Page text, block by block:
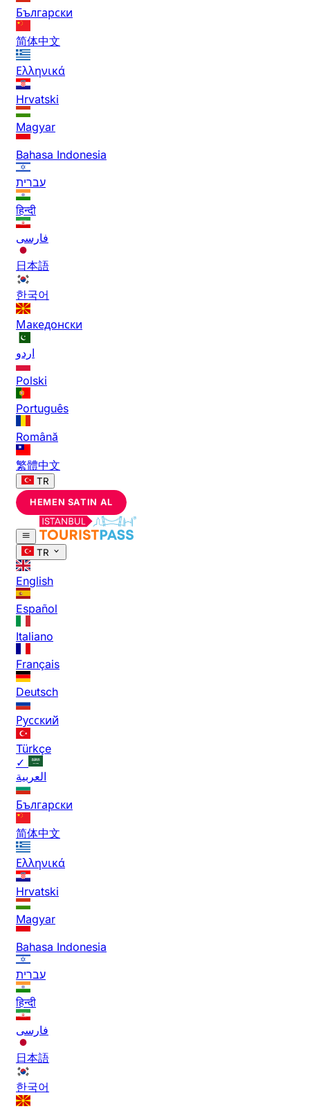
Български
简体中文
Ελληνικά
Hrvatski
Magyar
Bahasa Indonesia
עברית
हिन्दी
فارسی
日本語
한국어
Македонски
اردو
Polski
Português
Română
繁體中文
TR
HEMEN SATIN AL
TR
English
Español
Italiano
Français
Deutsch
Русский
Türkçe
✓
العربية
Български
简体中文
Ελληνικά
Hrvatski
Magyar
Bahasa Indonesia
עברית
हिन्दी
فارسی
日本語
한국어